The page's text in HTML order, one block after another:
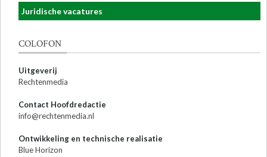
Juridische vacatures
COLOFON
Uitgeverij
Rechtenmedia
Contact Hoofdredactie
info@rechtenmedia.nl
Ontwikkeling en technische realisatie
Blue Horizon